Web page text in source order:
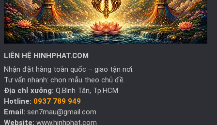
LIÊN HỆ HINHPHAT.COM
Nhận đặt hàng toàn quốc – giao tận nơi.
Tư vấn nhanh: chọn mẫu theo chủ đề.
Địa chỉ xưởng: Q.Bình Tân, Tp.HCM
Hotline: 0937 789 949
Email: sen7mau@gmail.com
Website: www.hinhphat.com